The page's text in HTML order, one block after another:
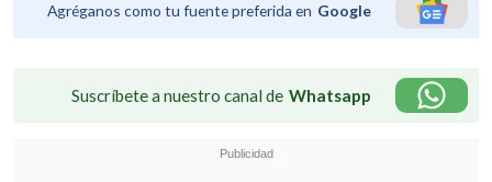
Agréganos como tu fuente preferida en Google
Suscríbete a nuestro canal de Whatsapp